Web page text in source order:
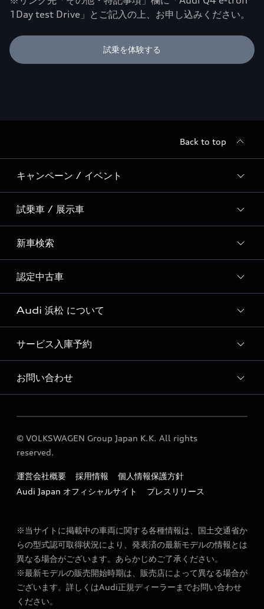
1Day test Drive」とご記入の上、お申し込みください。
試乗を体験する
Back to top
キャンペーン / イベント
全国統一イベント
ディーラー独自イベント
試乗車 / 展示車
試乗予約
試乗車・展示車一覧
新車検索
新車検索
認定中古車
Audi認定中古車検索
Audi 浜松 について
Audi 浜松 店舗情報
Audi Approved Automobile 浜松 店舗情報
Audi 浜松 運営会社概要
サービス入庫予約
Audi 浜松 サービス入庫予約
お問い合わせ
各種お問い合わせ
© VOLKSWAGEN Group Japan K.K. All rights
reserved.
運営会社概要 採用情報
個人情報保護方針
Audi Japan オフィシャルサイト
プレスリリース
※当サイトに掲載中の車両に関する各種情報は、国土交通省か
らの型式認可取得状況により、発表済の最新モデルの情報とは
異なる場合がございます。あらかじめご了承ください。
※最新モデルの販売開始時期は、販売店によって異なる場合が
ございます。詳しくはAudi正規ディーラーまでお問い合わせ
ください。